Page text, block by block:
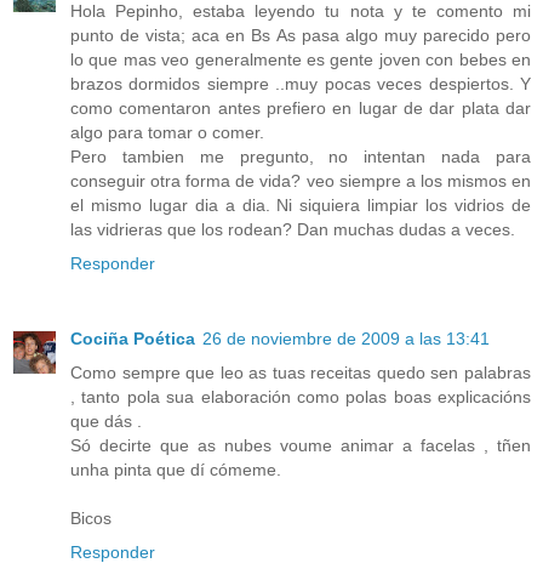
Hola Pepinho, estaba leyendo tu nota y te comento mi
punto de vista; aca en Bs As pasa algo muy parecido pero
lo que mas veo generalmente es gente joven con bebes en
brazos dormidos siempre ..muy pocas veces despiertos. Y
como comentaron antes prefiero en lugar de dar plata dar
algo para tomar o comer.
Pero tambien me pregunto, no intentan nada para
conseguir otra forma de vida? veo siempre a los mismos en
el mismo lugar dia a dia. Ni siquiera limpiar los vidrios de
las vidrieras que los rodean? Dan muchas dudas a veces.
Responder
Cociña Poética 26 de noviembre de 2009 a las 13:41
Como sempre que leo as tuas receitas quedo sen palabras
, tanto pola sua elaboración como polas boas explicacións
que dás .
Só decirte que as nubes voume animar a facelas , tñen
unha pinta que dí cómeme.
Bicos
Responder